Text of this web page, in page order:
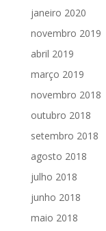
janeiro 2020
novembro 2019
abril 2019
março 2019
novembro 2018
outubro 2018
setembro 2018
agosto 2018
julho 2018
junho 2018
maio 2018